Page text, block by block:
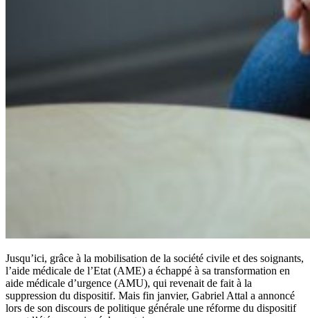
Jusqu’ici, grâce à la mobilisation de la société civile et des soignants,
l’aide médicale de l’Etat (AME) a échappé à sa transformation en
aide médicale d’urgence (AMU), qui revenait de fait à la
suppression du dispositif. Mais fin janvier, Gabriel Attal a annoncé
lors de son discours de politique générale une réforme du dispositif